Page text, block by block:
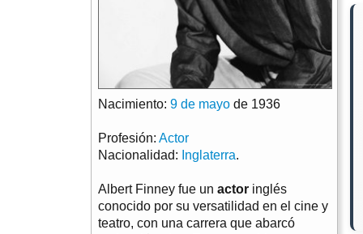
Nacimiento: 9 de mayo de 1936
Profesión: Actor
Nacionalidad: Inglaterra.
Albert Finney fue un actor inglés
conocido por su versatilidad en el cine y
teatro, con una carrera que abarcó